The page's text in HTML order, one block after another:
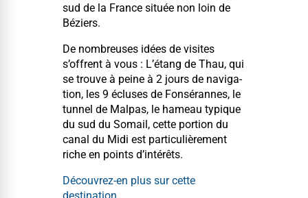
sud de la France située non loin de
Béziers.
De nom­breuses idées de vis­ites
s’offrent à vous : L’étang de Thau, qui
se trou­ve à peine à 2 jours de nav­i­ga­
tion, les 9 éclus­es de Fon­sérannes, le
tun­nel de Mal­pas, le hameau typ­ique
du sud du Somail, cette por­tion du
canal du Midi est par­ti­c­ulière­ment
riche en points d’intérêts.
Décou­vrez-en plus sur cette
destination